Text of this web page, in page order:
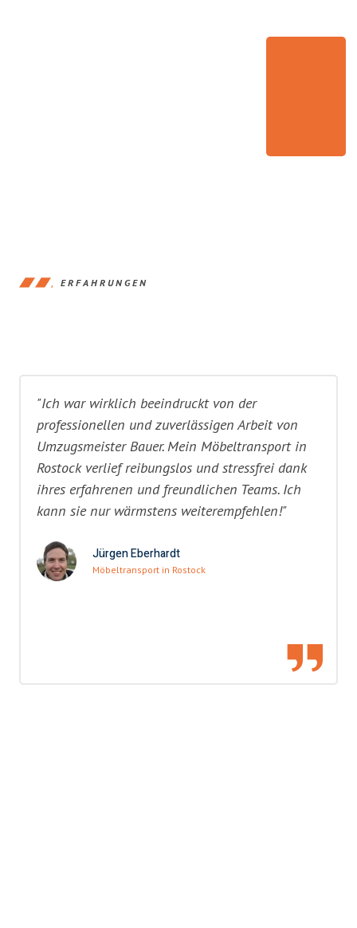
ERFAHRUNGEN
"Ich war wirklich beeindruckt von der
professionellen und zuverlässigen Arbeit von
Umzugsmeister Bauer. Mein Möbeltransport in
Rostock verlief reibungslos und stressfrei dank
ihres erfahrenen und freundlichen Teams. Ich
kann sie nur wärmstens weiterempfehlen!"
Jürgen Eberhardt
Möbeltransport in Rostock